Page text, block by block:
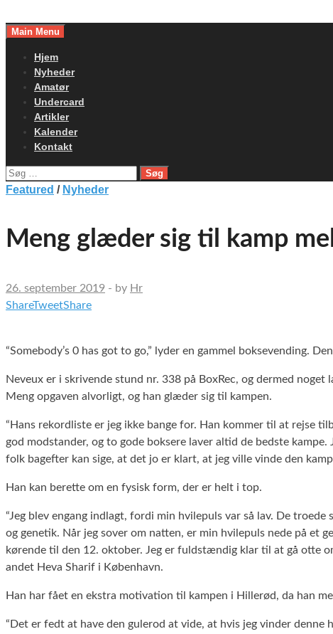
toMain Menu
Hjem
Nyheder
Amatør
Undercard
Artikler
Kalender
Kontakt
Søg
efter:
Featured / Nyheder
Meng glæder sig til kamp
26. september 2019 - by Hr
ShareTweetShare
“Somebody’s 0 has got to go,” lyder en gammel boksevending.
Neveux er i skrivende stund nr. 338 på BoxRec, og dermed
Meng opgaven alvorligt, og han glæder sig til kampen.
“Hans rekordliste er jeg ikke bange for. Han kommer til at rejse
god modstander, og to gode boksere laver altid de bedste
folk bagefter kan sige, at det jo er klart, at jeg ville vinde den
Han kan berette om en fysisk form, der er helt i top.
“Jeg blev engang indlagt, fordi min hvilepuls var så lav. De
og genetik. Når jeg sover om natten, er min hvilepuls nede på et
kørende til den 12. oktober. Jeg er fuldstændig klar til at gå otte
andet Heva Sharif i København.
Han har fået en ekstra motivation til kampen i Hillerød, da han
“Det er fedt at have den gulerod at vide, at hvis jeg vinder